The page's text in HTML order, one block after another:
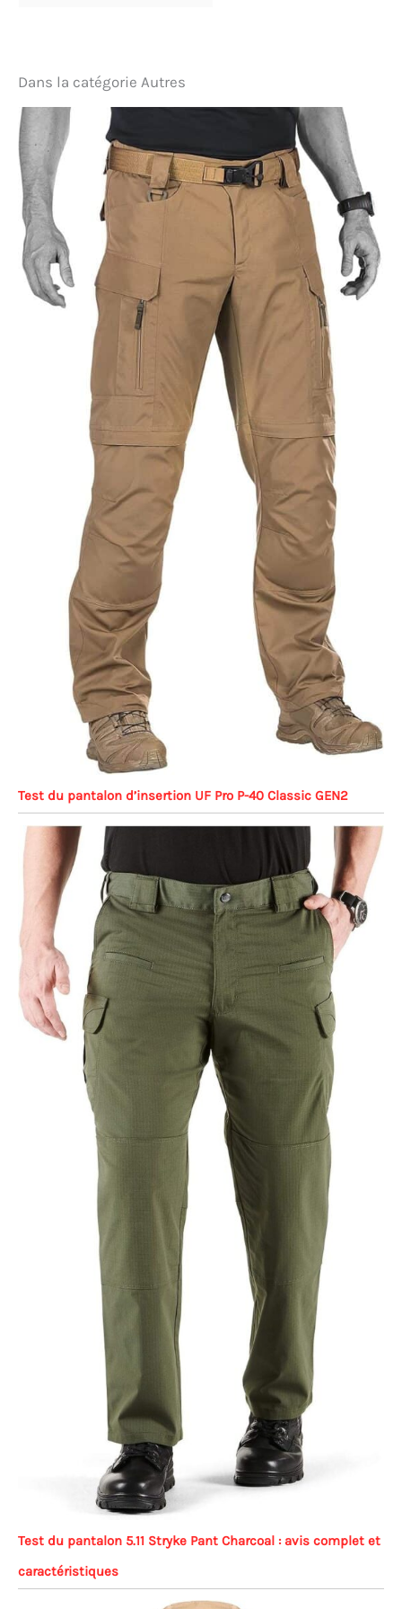
temps est imprévisible. Sa conception intelligente
permet de minimiser l'encombrement.
【Feature】：Les poignets élastiques empêchent
la pluie de tomber sur les poignets. Capuche
réglable avec cordon de serrage pour éviter de se
mouiller. L'ourlet contient une corde élastique pour
la chaleur et vous garder au sec. 2 poches zippées à
la main, 1 poche intérieure，Elle est idéale pour
ranger votre portefeuille, votre passeport, votre
argent, vos clés, votre téléphone, etc. et vous offre
beaucoup d'intimité et de confort.
Dans la catégorie Autres
Test du pantalon d’insertion UF Pro P-40 Classic GEN2
Test du pantalon 5.11 Stryke Pant Charcoal : avis complet et
caractéristiques